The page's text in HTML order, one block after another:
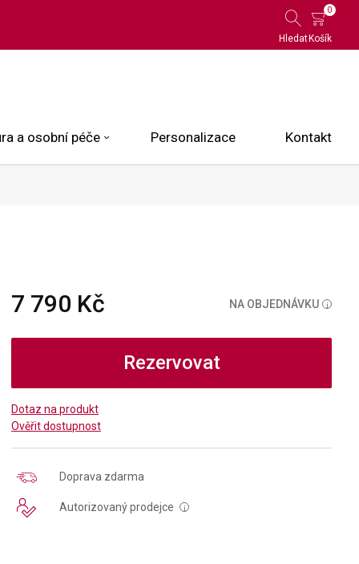
Hledat
0
Košík
a osobní péče Personalizace Kontakt
7 790 Kč NA OBJEDNÁVKU i
Rezervovat
Dotaz na produkt
Ověřit dostupnost
Doprava zdarma
Autorizovaný prodejce i